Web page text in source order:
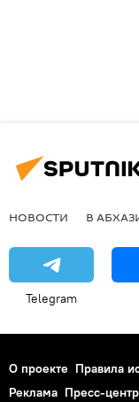
НОВОСТИ В
Telegram
О проекте Правила
Реклама Пресс-центр